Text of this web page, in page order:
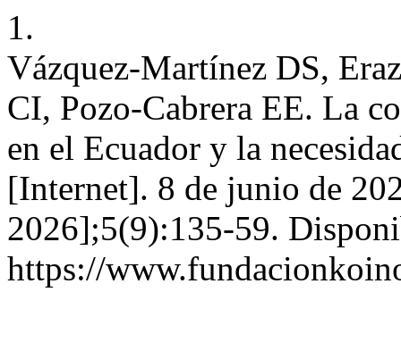
1.
Vázquez-Martínez DS,
CI, Pozo-Cabrera EE. La
en el Ecuador y la
[Internet]. 8 de junio de
2026];5(9):135-59.
https://